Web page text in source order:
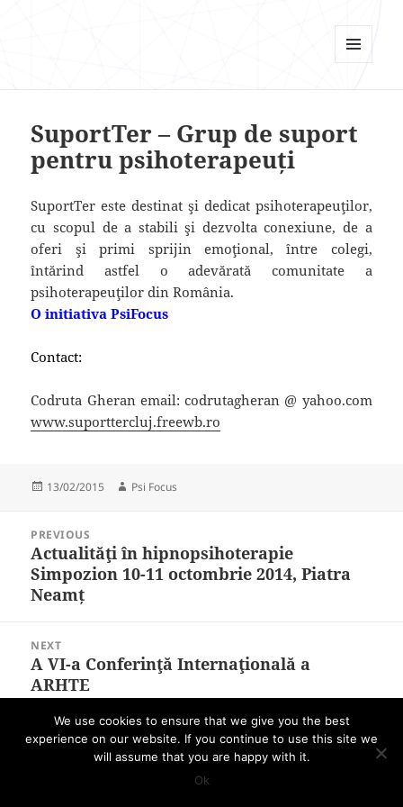
AND
SuportTer – Grup de suport
pentru psihoterapeuți
SuportTer este destinat şi dedicat psihoterapeuţilor,
cu scopul de a stabili şi dezvolta conexiune, de a
oferi şi primi sprijin emoţional, între colegi,
întărind astfel o adevărată comunitate a
psihoterapeuţilor din România.
O initiativa PsiFocus
Contact:
Codruta Gheran email: codrutagheran @ yahoo.com
www.suporttercluj.freewb.ro
Posted
13/02/2015 Author
Psi Focus
navigation
PREVIOUS
Previous
post:
Actualităţi în hipnopsihoterapie
Simpozion 10-11 octombrie 2014, Piatra
Neamț
NEXT
Next
post:
A VI-a Conferinţă Internaţională a
ARHTE
Proudly powered by WordPress
We use cookies to ensure that we give you the best
experience on our website. If you continue to use this site we
will assume that you are happy with it.
Ok